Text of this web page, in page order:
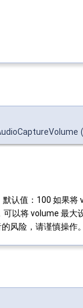
(
认值：100 如果将
以将 volume 最大
风险，请谨慎操作